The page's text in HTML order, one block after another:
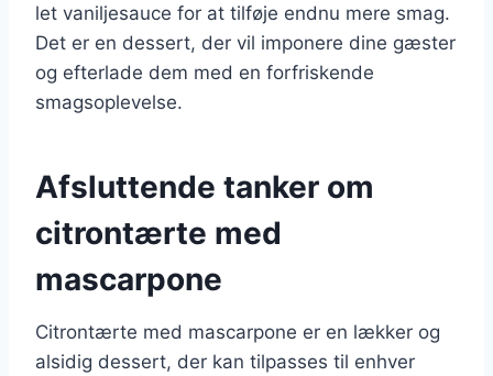
let vaniljesauce for at tilføje endnu mere smag.
Det er en dessert, der vil imponere dine gæster
og efterlade dem med en forfriskende
smagsoplevelse.
Afsluttende tanker om
citrontærte med
mascarpone
Citrontærte med mascarpone er en lækker og
alsidig dessert, der kan tilpasses til enhver